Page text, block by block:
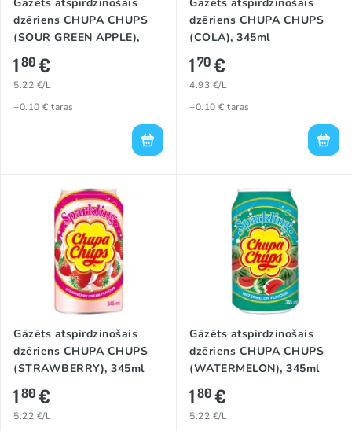
dzēriens CHUPA CHUPS
(SOUR GREEN APPLE),
345ml
180€
5.22 €/L
+0.10 € taras
dzēriens CHUPA CHUPS
(COLA), 345ml
170€
4.93 €/L
+0.10 € taras
Gāzēts atspirdzinošais
dzēriens CHUPA CHUPS
(STRAWBERRY), 345ml
180€
5.22 €/L
Gāzēts atspirdzinošais
dzēriens CHUPA CHUPS
(WATERMELON), 345ml
180€
5.22 €/L